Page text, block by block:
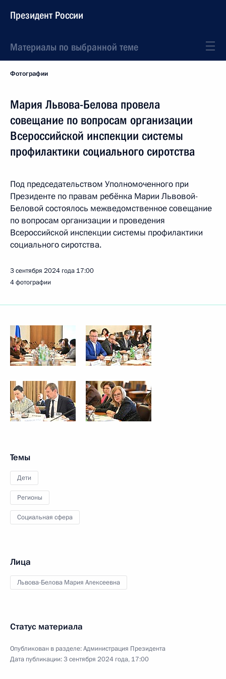
Президент России
Материалы по выбранной теме
Фотографии
Мария Львова-Белова провела
совещание по вопросам организации
Всероссийской инспекции системы
профилактики социального сиротства
Под председательством Уполномоченного при
Президенте по правам ребёнка Марии Львовой-
Беловой состоялось межведомственное совещание
по вопросам организации и проведения
Всероссийской инспекции системы профилактики
социального сиротства.
3 сентября 2024 года 17:00
4 фотографии
Темы
Дети
Регионы
Социальная сфера
Лица
Львова-Белова Мария Алексеевна
Статус материала
Опубликован в разделе:Администрация Президента
Дата публикации:3 сентября 2024 года, 17:00